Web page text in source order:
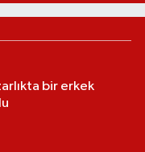
bir erkek